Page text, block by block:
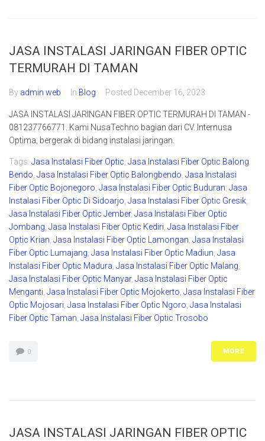
JASA INSTALASI JARINGAN FIBER OPTIC
TERMURAH DI TAMAN
By admin web In Blog Posted December 16, 2023
JASA INSTALASI JARINGAN FIBER OPTIC TERMURAH DI TAMAN -
081237766771. Kami NusaTechno bagian dari CV. Internusa
Optima, bergerak di bidang instalasi jaringan.
Tags: Jasa Instalasi Fiber Optic Jasa Instalasi Fiber Optic Balong
Bendo Jasa Instalasi Fiber Optic Balongbendo Jasa Instalasi
Fiber Optic Bojonegoro Jasa Instalasi Fiber Optic Buduran Jasa
Instalasi Fiber Optic Di Sidoarjo Jasa Instalasi Fiber Optic Gresik
Jasa Instalasi Fiber Optic Jember, Jasa Instalasi Fiber Optic
Jombang Jasa Instalasi Fiber Optic Kediri Jasa Instalasi Fiber
Optic Krian Jasa Instalasi Fiber Optic Lamongan Jasa Instalasi
Fiber Optic Lumajang Jasa Instalasi Fiber Optic Madiun Jasa
Instalasi Fiber Optic Madura Jasa Instalasi Fiber Optic Malang
Jasa Instalasi Fiber Optic Manyar, Jasa Instalasi Fiber Optic
Menganti Jasa Instalasi Fiber Optic Mojokerto Jasa Instalasi Fiber
Optic Mojosari Jasa Instalasi Fiber Optic Ngoro Jasa Instalasi
Fiber Optic Taman Jasa Instalasi Fiber Optic Trosobo
0 MORE
JASA INSTALASI JARINGAN FIBER OPTIC